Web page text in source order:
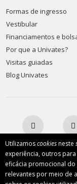
Utilizamoscookiesneste
experiência, outros
eficácia promocional do
relevantes por meio de
Formas de ingresso
Vestibular
Financiamentos e
Por que a Univates?
Visitas guiadas
Blog Univates
AFILIADA: